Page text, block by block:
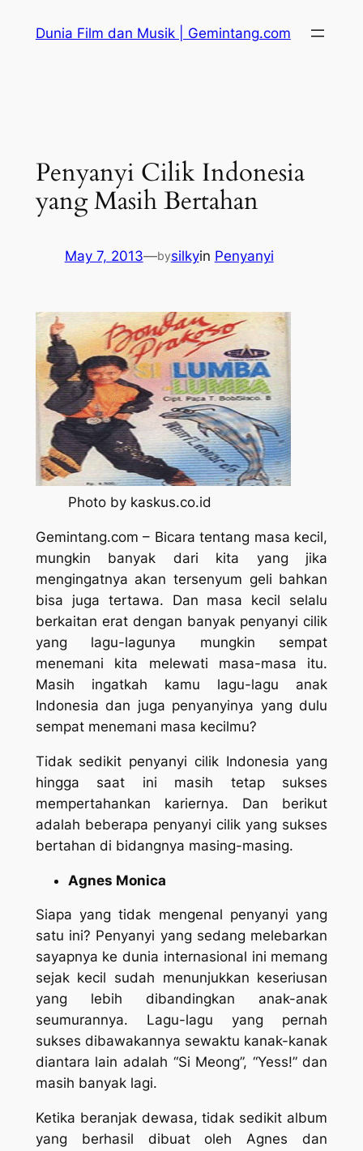
Dunia Film dan Musik | Gemintang.com
Penyanyi Cilik Indonesia
yang Masih Bertahan
May 7, 2013—bysilkyin Penyanyi
Photo by kaskus.co.id
Gemintang.com – Bicara tentang masa kecil,
mungkin banyak dari kita yang jika
mengingatnya akan tersenyum geli bahkan
bisa juga tertawa. Dan masa kecil selalu
berkaitan erat dengan banyak penyanyi cilik
yang lagu-lagunya mungkin sempat
menemani kita melewati masa-masa itu.
Masih ingatkah kamu lagu-lagu anak
Indonesia dan juga penyanyinya yang dulu
sempat menemani masa kecilmu?
Tidak sedikit penyanyi cilik Indonesia yang
hingga saat ini masih tetap sukses
mempertahankan kariernya. Dan berikut
adalah beberapa penyanyi cilik yang sukses
bertahan di bidangnya masing-masing.
Agnes Monica
Siapa yang tidak mengenal penyanyi yang
satu ini? Penyanyi yang sedang melebarkan
sayapnya ke dunia internasional ini memang
sejak kecil sudah menunjukkan keseriusan
yang lebih dibandingkan anak-anak
seumurannya. Lagu-lagu yang pernah
sukses dibawakannya sewaktu kanak-kanak
diantara lain adalah “Si Meong”, “Yess!” dan
masih banyak lagi.
Ketika beranjak dewasa, tidak sedikit album
yang berhasil dibuat oleh Agnes dan